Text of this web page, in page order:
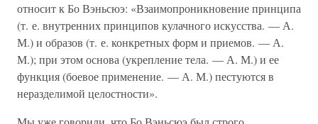
относит к Бо Вэньсюэ: «Взаимопроникновение принципа
(т. е. внутренних принципов кулачного искусства. — А.
М.) и образов (т. е. конкретных форм и приемов. — А.
М.); при этом основа (укрепление тела. — А. М.) и ее
функция (боевое применение. — А. М.) пестуются в
неразделимой целостности».